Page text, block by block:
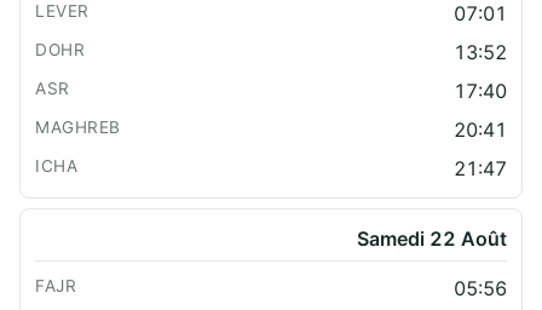
07:01
13:52
17:40
20:41
21:47
Samedi 22 Août
05:56